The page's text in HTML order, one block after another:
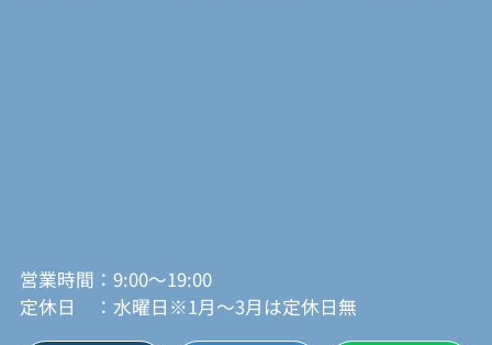
営業時間：9:00～19:00
定休日 ：水曜日※1月～3月は定休日無